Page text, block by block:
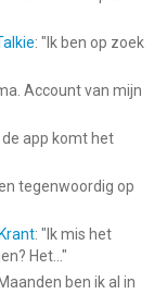
: " Ik ben op zoek
Account van mijn
de app komt het
tegenwoordig op
: " Ik mis het
Het... "
Maanden ben ik al in